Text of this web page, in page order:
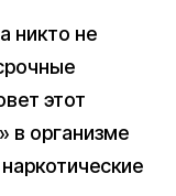
никто не
этот
в организме